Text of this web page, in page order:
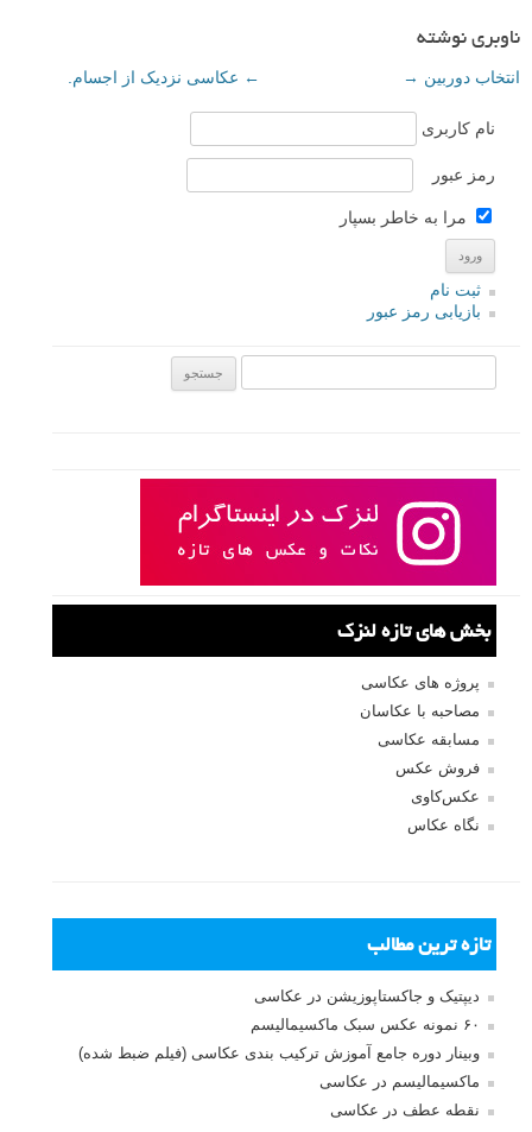
ناوبری نوشته
← عکاسی نزدیک از اجسام. انتخاب دوربین →
نام کاربری
رمز عبور
مرا به خاطر بسپار
ثبت نام
بازیابی رمز عبور
بخش های تازه لنزک
پروژه های عکاسی
مصاحبه با عکاسان
مسابقه عکاسی
فروش عکس
عکس‌کاوی
نگاه عکاس
تازه ترین مطالب
دیپتیک و جاکستا‌پوزیشن در عکاسی
۶۰ نمونه عکس سبک ماکسیمالیسم
وبینار دوره جامع آموزش ترکیب بندی عکاسی (فیلم ضبط شده)
ماکسیمالیسم در عکاسی
نقطه عطف در عکاسی